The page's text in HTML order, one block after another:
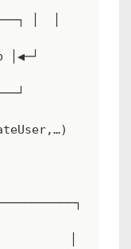
│  │
│◀─┘
│